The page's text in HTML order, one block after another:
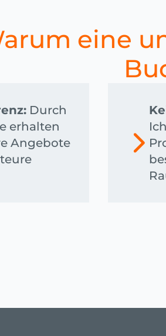
eine
Durch
erhalten
Angebote